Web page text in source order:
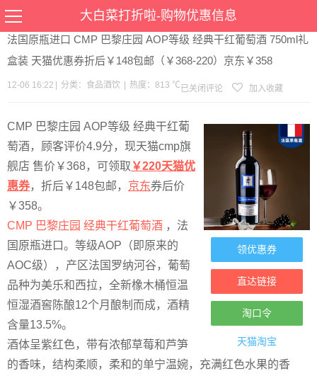
大白菜打折啦-购物优惠信息
当前位置： 优惠>食品酒饮>文章详情
法国原瓶进口 CMP 巴黎庄园 AOP等级 经典干红葡萄酒 750ml礼
盒装 天猫优惠券折后￥148包邮（￥368-220）京东￥358
12-06 16:22 分类： 食品酒饮 热度：813 ℃ 已关闭评论 加入收藏
领优惠券
直达链接
淘口令
天猫淘宝
CMP 巴黎庄园 AOP等级 经典干红葡
萄酒，顾客评价4.9分，现天猫cmp旗
舰店 售价￥368，可领取 ￥220天猫优
惠券，折后￥148包邮， 京东券后价
￥358。
CMP 巴黎庄园 经典干红葡萄酒 ，法
国原瓶进口。等级AOP（即原来的
AOC级），产区法国罗纳河谷，葡萄
品种为美乐和西拉，全新橡木桶恒温
恒湿酒窖陈酿12个月酿制而成，酒精
含量13.5%。
酒体呈紫红色，带有浓郁草莓和芦笋
的香味，结构柔顺，柔和的单宁温婉，充满红色水果的香